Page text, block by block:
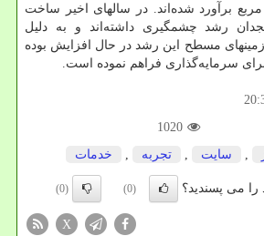
برآورد شده‌اند. در سالهای اخیر ساخت
رشد چشمگیری داشته‌اند و به دلیل
مسطح این رشد در حال افزایش بوده
سرمایه‌گذاری فراهم نموده است.
1020
, سایت , تجربه , خدمات
را می پسندید؟ (0)
(0)
X